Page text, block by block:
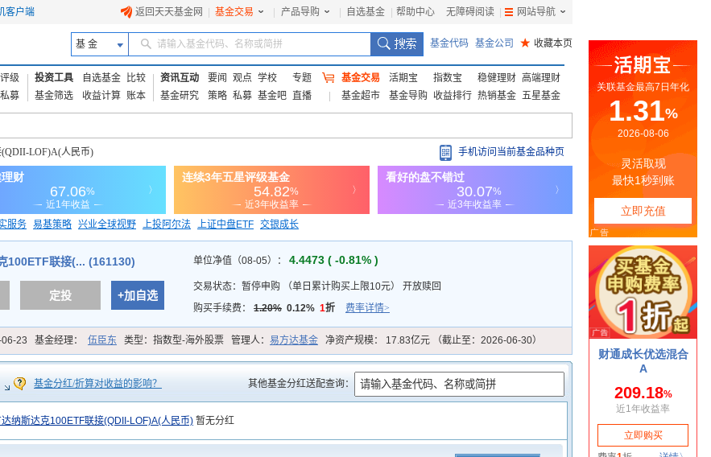
客户端 返回天天基金网 基金交易 产品导购 自选基金 帮助中心 无障碍阅读 网站导航
基 金 请输入基金代码、名称或简拼 基金代码 基金公司 ★ 收藏本页
评级
私募
投资工具 自选基金
比较
基金筛选
收益计算 账本
资讯互动 要闻 观点 学校
专题
基金研究
策略 私募 基金吧 直播
基金交易 活期宝 指数宝 稳健理财 高端理财
基金超市
基金导购 收益排行 热销基金 五星基金
(QDII-LOF)A(人民币) 手机访问当前基金品种页
服务 易基策略 兴业全球视野 上投阿尔法 上证中盘ETF 交银成长
100ETF联接(... (161130)
定投 +加自选
单位净值（08-05）： 4.4473 ( -0.81% )
交易状态： 暂停申购 （单日累计购买上限10元）
开放赎回
购买手续费： 1.20% 0.12% 1折 费率详情>
23 基金经理： 伍臣东 类型： 指数型-海外股票 管理人： 易方达基金 净资产规模： 17.83亿元 （截止至：2026-06-30）
基金分红/折算对收益的影响？ 其他基金分红送配查询：
纳斯达克100ETF联接(QDII-LOF)A(人民币) 暂无分红